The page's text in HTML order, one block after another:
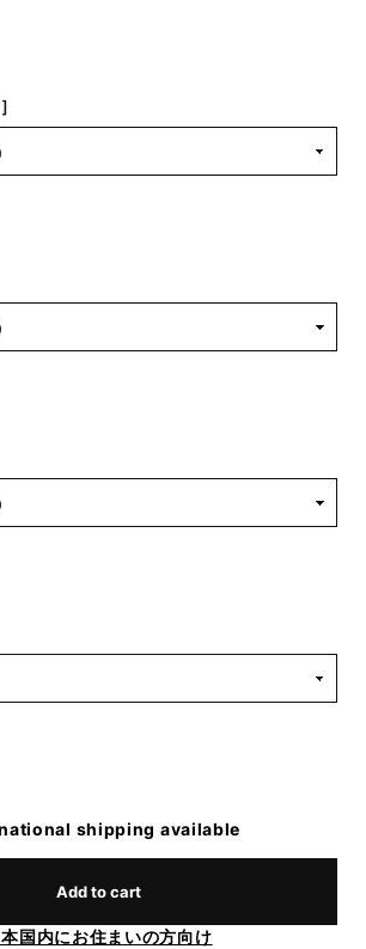
shipping available
Add to cart
国内にお住まいの方向け